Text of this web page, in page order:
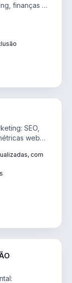
finanças e
SEO,
web
com